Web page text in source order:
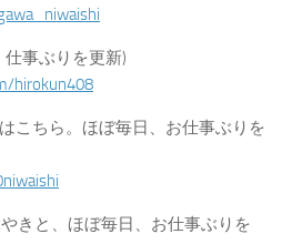
仕事ぶりを更新)
hirokun408
こちら。ほぼ毎日、お仕事ぶりを
きと、ほぼ毎日、お仕事ぶりを